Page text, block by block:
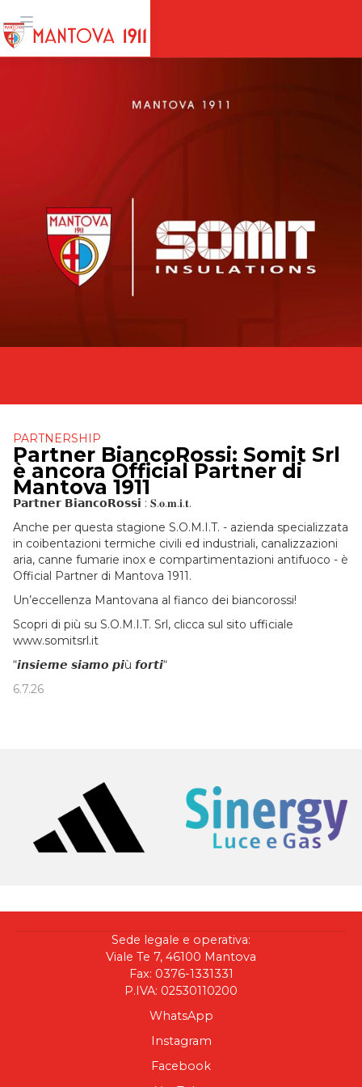
PARTNERSHIP
Partner BiancoRossi: Somit Srl
è ancora Official Partner di
Mantova 1911
𝗣𝗮𝗿𝘁𝗻𝗲𝗿 𝗕𝗶𝗮𝗻𝗰𝗼𝗥𝗼𝘀𝘀𝗶 : 𝐒.𝐨.𝐦.𝐢.𝐭.
Anche per questa stagione S.O.M.I.T. - azienda specializzata
in coibentazioni termiche civili ed industriali, canalizzazioni
aria, canne fumarie inox e compartimentazioni antifuoco - è
Official Partner di Mantova 1911.
Un’eccellenza Mantovana al fianco dei biancorossi!
Scopri di più su S.O.M.I.T. Srl, clicca sul sito ufficiale
www.somitsrl.it
“𝙞𝙣𝙨𝙞𝙚𝙢𝙚 𝙨𝙞𝙖𝙢𝙤 𝙥𝙞ù 𝙛𝙤𝙧𝙩𝙞“
6.7.26
Sede legale e operativa:
Viale Te 7, 46100 Mantova
Fax: 0376-1331331
P.IVA: 02530110200
WhatsApp
Instagram
Facebook